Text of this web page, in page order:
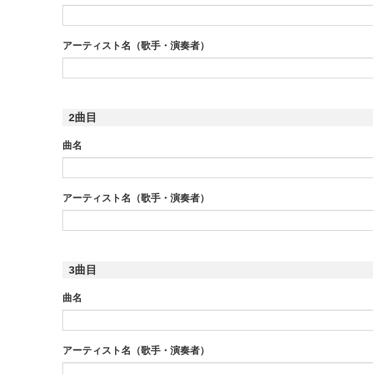
アーティスト名（歌手・演奏者）
2曲目
曲名
アーティスト名（歌手・演奏者）
3曲目
曲名
アーティスト名（歌手・演奏者）